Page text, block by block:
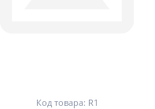
Код товара: R1